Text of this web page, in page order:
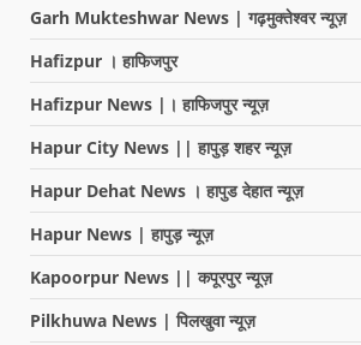
Garh Mukteshwar News | गढ़मुक्तेश्वर न्यूज़
Hafizpur । हाफिजपुर
Hafizpur News |। हाफिजपुर न्यूज़
Hapur City News || हापुड़ शहर न्यूज़
Hapur Dehat News । हापुड देहात न्यूज़
Hapur News | हापुड़ न्यूज़
Kapoorpur News || कपूरपुर न्यूज़
Pilkhuwa News | पिलखुवा न्यूज़